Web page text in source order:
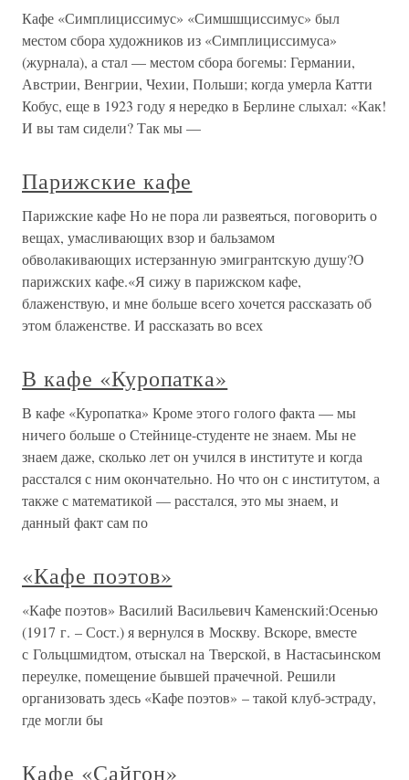
Кафе «Симплициссимус» «Симшшциссимус» был
местом сбора художников из «Симплициссимуса»
(журнала), а стал — местом сбора богемы: Германии,
Австрии, Венгрии, Чехии, Польши; когда умерла Катти
Кобус, еще в 1923 году я нередко в Берлине слыхал: «Как!
И вы там сидели? Так мы —
Парижские кафе
Парижские кафе Но не пора ли развеяться, поговорить о
вещах, умасливающих взор и бальзамом
обволакивающих истерзанную эмигрантскую душу?О
парижских кафе.«Я сижу в парижском кафе,
блаженствую, и мне больше всего хочется рассказать об
этом блаженстве. И рассказать во всех
В кафе «Куропатка»
В кафе «Куропатка» Кроме этого голого факта — мы
ничего больше о Стейнице-студенте не знаем. Мы не
знаем даже, сколько лет он учился в институте и когда
расстался с ним окончательно. Но что он с институтом, а
также с математикой — расстался, это мы знаем, и
данный факт сам по
«Кафе поэтов»
«Кафе поэтов» Василий Васильевич Каменский:Осенью
(1917 г. – Сост.) я вернулся в Москву. Вскоре, вместе
с Гольцшмидтом, отыскал на Тверской, в Настасьинском
переулке, помещение бывшей прачечной. Решили
организовать здесь «Кафе поэтов» – такой клуб-эстраду,
где могли бы
Кафе «Сайгон»